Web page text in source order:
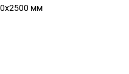
мм